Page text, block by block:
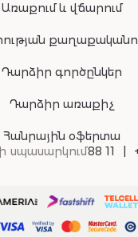
Առաքում և վճարում
Դարձիր գործընկեր
Դարձիր առաքիչ
Հանրային օֆերտա
սպասարկում88 11